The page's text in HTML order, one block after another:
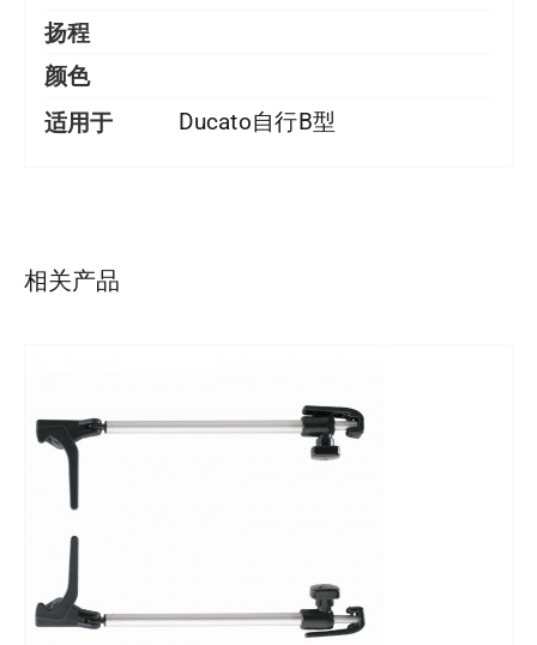
扬程
颜色
适用于
Ducato自行B型
相关产品